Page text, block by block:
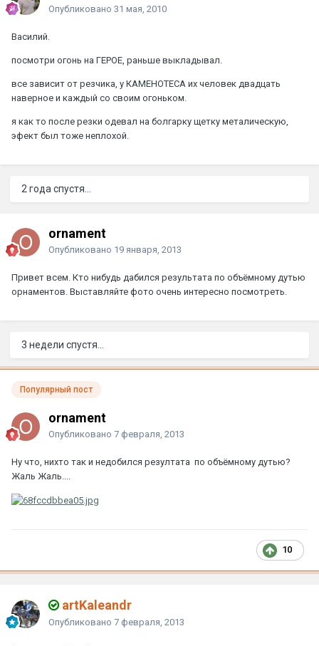
Опубликовано 31 мая, 2010
Василий.
посмотри огонь на ГЕРОЕ, раньше выкладывал.
все зависит от резчика, у КАМЕНОТЕСА их человек двадцать
наверное и каждый со своим огоньком.
я как то после резки одевал на болгарку щетку металическую,
эфект был тоже неплохой.
2 года спустя...
ornament
Опубликовано 19 января, 2013
Привет всем. Кто нибудь дабился результата по объёмному дутью
орнаментов. Выставляйте фото очень интересно посмотреть.
3 недели спустя...
Популярный пост
ornament
Опубликовано 7 февраля, 2013
Ну что, нихто так и недобился резултата по объёмному дутью?
Жаль Жаль....
10
artKaleandr
Опубликовано 7 февраля, 2013